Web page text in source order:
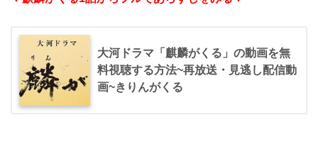
大河ドラマ「麒麟がくる」の動画を無
料視聴する方法~再放送・見逃し配信動
画~きりんがくる